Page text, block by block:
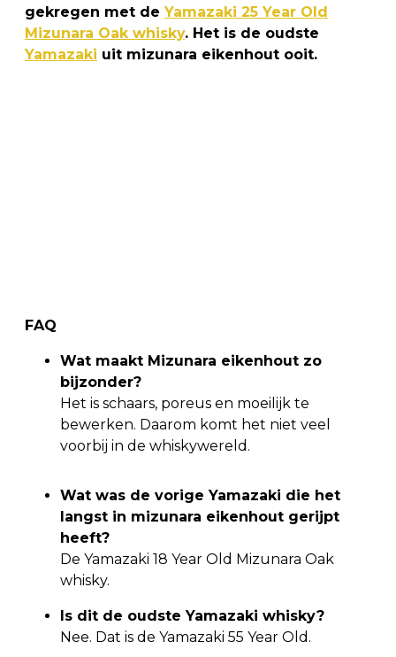
gekregen met de Yamazaki 25 Year Old
Mizunara Oak whisky. Het is de oudste
Yamazaki uit mizunara eikenhout ooit.
FAQ
Wat maakt Mizunara eikenhout zo
bijzonder?
Het is schaars, poreus en moeilijk te
bewerken. Daarom komt het niet veel
voorbij in de whiskywereld.
Wat was de vorige Yamazaki die het
langst in mizunara eikenhout gerijpt
heeft?
De Yamazaki 18 Year Old Mizunara Oak
whisky.
Is dit de oudste Yamazaki whisky?
Nee. Dat is de Yamazaki 55 Year Old.